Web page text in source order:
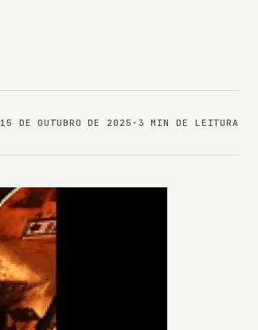
15 DE OUTUBRO DE 2025 · 3 MIN DE LEITURA